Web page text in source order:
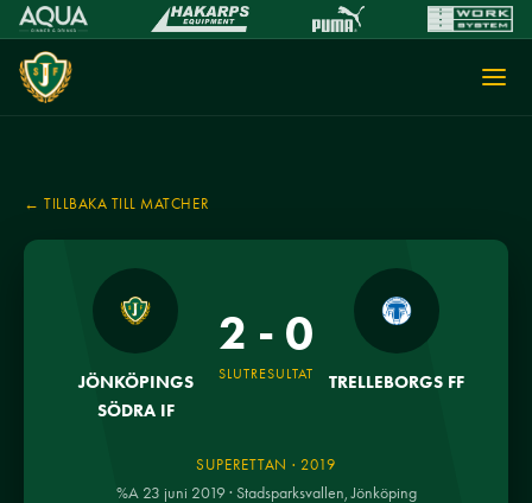
← TILLBAKA TILL MATCHER
JÖNKÖPINGS
SÖDRA IF
2 - 0
SLUTRESULTAT TRELLEBORGS FF
SUPERETTAN · 2019
%A 23 juni 2019 · Stadsparksvallen, Jönköping